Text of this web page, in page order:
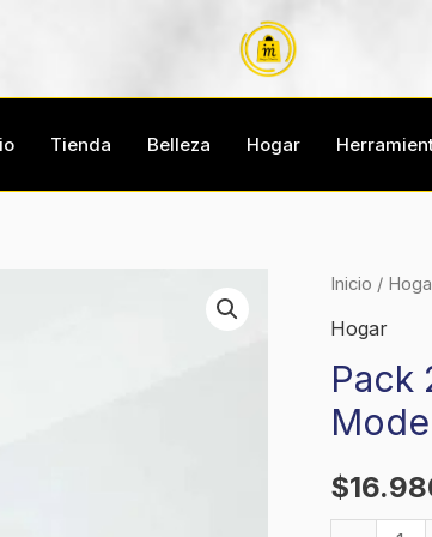
Tienda Belleza Hogar
Inicio /
Hogar
Pack
$
Pack
2
Colgante
Geométrica
cantidad